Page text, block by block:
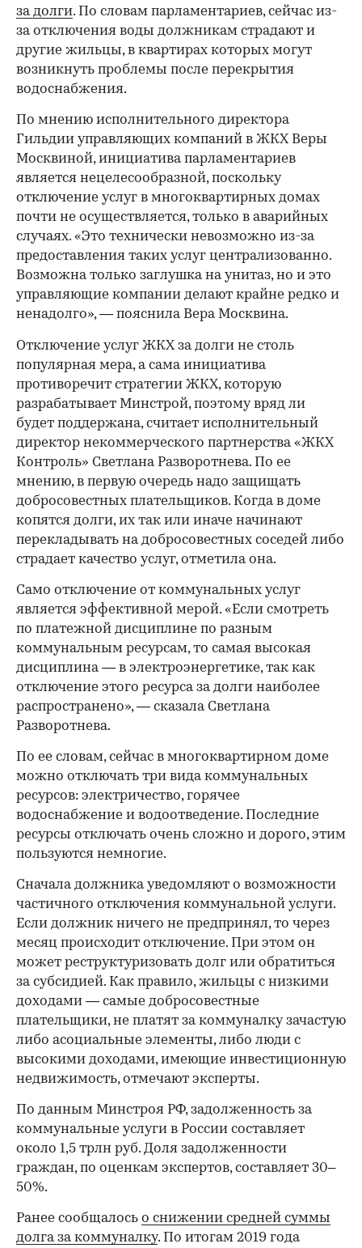
за долги. По словам парламентариев, сейчас из-
за отключения воды должникам страдают и
другие жильцы, в квартирах которых могут
возникнуть проблемы после перекрытия
водоснабжения.
По мнению исполнительного директора
Гильдии управляющих компаний в ЖКХ Веры
Москвиной, инициатива парламентариев
является нецелесообразной, поскольку
отключение услуг в многоквартирных домах
почти не осуществляется, только в аварийных
случаях. «Это технически невозможно из-за
предоставления таких услуг централизованно.
Возможна только заглушка на унитаз, но и это
управляющие компании делают крайне редко и
ненадолго», — пояснила Вера Москвина.
00:00 / 00:00
Отключение услуг ЖКХ за долги не столь
популярная мера, а сама инициатива
противоречит стратегии ЖКХ, которую
разрабатывает Минстрой, поэтому вряд ли
будет поддержана, считает исполнительный
директор некоммерческого партнерства «ЖКХ
Контроль» Светлана Разворотнева. По ее
мнению, в первую очередь надо защищать
добросовестных плательщиков. Когда в доме
копятся долги, их так или иначе начинают
перекладывать на добросовестных соседей либо
страдает качество услуг, отметила она.
Само отключение от коммунальных услуг
является эффективной мерой. «Если смотреть
по платежной дисциплине по разным
коммунальным ресурсам, то самая высокая
дисциплина — в электроэнергетике, так как
отключение этого ресурса за долги наиболее
распространено», — сказала Светлана
Разворотнева.
По ее словам, сейчас в многоквартирном доме
можно отключать три вида коммунальных
ресурсов: электричество, горячее
водоснабжение и водоотведение. Последние
ресурсы отключать очень сложно и дорого, этим
пользуются немногие.
Сначала должника уведомляют о возможности
частичного отключения коммунальной услуги.
Если должник ничего не предпринял, то через
месяц происходит отключение. При этом он
может реструктуризовать долг или обратиться
за субсидией. Как правило, жильцы с низкими
доходами — самые добросовестные
плательщики, не платят за коммуналку зачастую
либо асоциальные элементы, либо люди с
высокими доходами, имеющие инвестиционную
недвижимость, отмечают эксперты.
По данным Минстроя РФ, задолженность за
коммунальные услуги в России составляет
около 1,5 трлн руб. Доля задолженности
граждан, по оценкам экспертов, составляет 30–
50%.
Ранее сообщалось о снижении средней суммы
долга за коммуналку. По итогам 2019 года